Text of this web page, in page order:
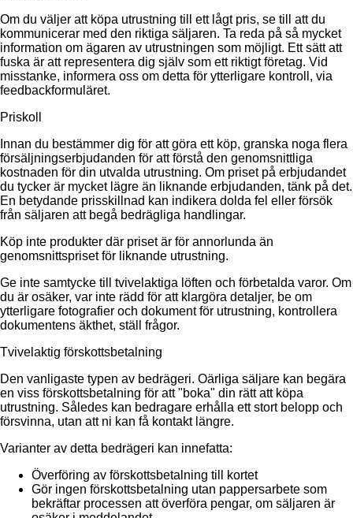
Om du väljer att köpa utrustning till ett lågt pris, se till att du
kommunicerar med den riktiga säljaren. Ta reda på så mycket
information om ägaren av utrustningen som möjligt. Ett sätt att
fuska är att representera dig själv som ett riktigt företag. Vid
misstanke, informera oss om detta för ytterligare kontroll, via
feedbackformuläret.
Priskoll
Innan du bestämmer dig för att göra ett köp, granska noga flera
försäljningserbjudanden för att förstå den genomsnittliga
kostnaden för din utvalda utrustning. Om priset på erbjudandet
du tycker är mycket lägre än liknande erbjudanden, tänk på det.
En betydande prisskillnad kan indikera dolda fel eller försök
från säljaren att begå bedrägliga handlingar.
Köp inte produkter där priset är för annorlunda än
genomsnittspriset för liknande utrustning.
Ge inte samtycke till tvivelaktiga löften och förbetalda varor. Om
du är osäker, var inte rädd för att klargöra detaljer, be om
ytterligare fotografier och dokument för utrustning, kontrollera
dokumentens äkthet, ställ frågor.
Tvivelaktig förskottsbetalning
Den vanligaste typen av bedrägeri. Oärliga säljare kan begära
en viss förskottsbetalning för att "boka" din rätt att köpa
utrustning. Således kan bedragare erhålla ett stort belopp och
försvinna, utan att ni kan få kontakt längre.
Varianter av detta bedrägeri kan innefatta:
Överföring av förskottsbetalning till kortet
Gör ingen förskottsbetalning utan pappersarbete som
bekräftar processen att överföra pengar, om säljaren är